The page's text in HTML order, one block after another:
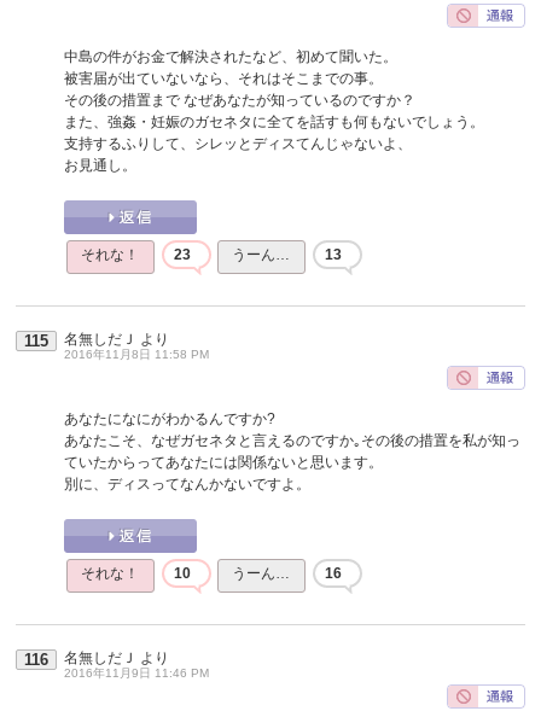
中島の件がお金で解決されたなど、初めて聞いた。
被害届が出ていないなら、それはそこまでの事。
その後の措置まで なぜあなたが知っているのですか？
また、強姦・妊娠のガセネタに全てを話すも何もないでしょう。
支持するふりして、シレッとディスてんじゃないよ、
お見通し。
それな！ 23 うーん… 13
115 名無しだＪ より
2016年11月8日 11:58 PM
あなたになにがわかるんですか?
あなたこそ、なぜガセネタと言えるのですか｡その後の措置を私が知っ
ていたからってあなたには関係ないと思います。
別に、ディスってなんかないですよ。
それな！ 10 うーん… 16
116 名無しだＪ より
2016年11月9日 11:46 PM